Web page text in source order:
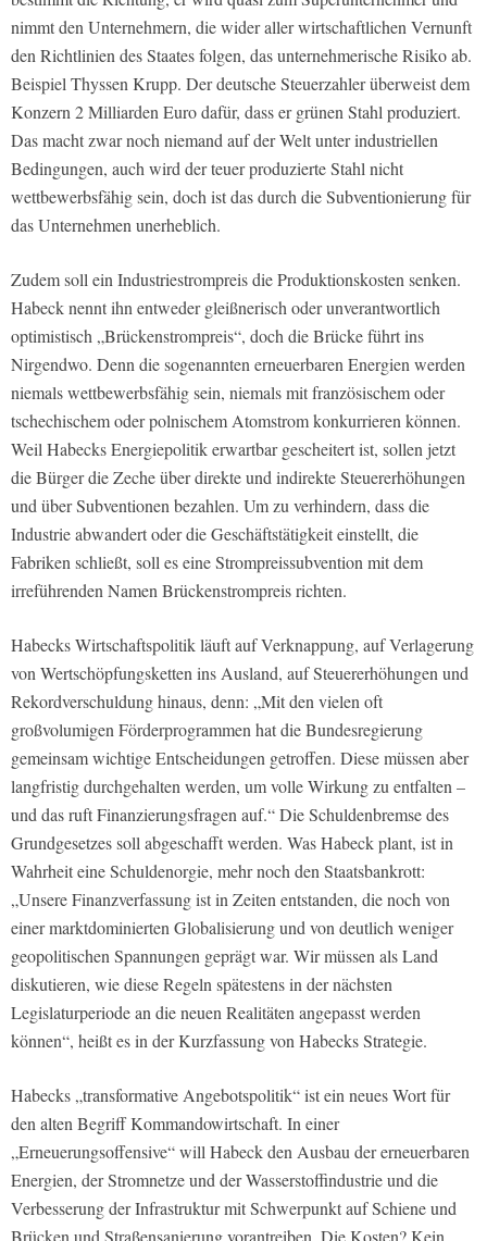
nimmt den Unternehmern, die wider aller wirtschaftlichen Vernunft
den Richtlinien des Staates folgen, das unternehmerische Risiko ab.
Beispiel Thyssen Krupp. Der deutsche Steuerzahler überweist dem
Konzern 2 Milliarden Euro dafür, dass er grünen Stahl produziert.
Das macht zwar noch niemand auf der Welt unter industriellen
Bedingungen, auch wird der teuer produzierte Stahl nicht
wettbewerbsfähig sein, doch ist das durch die Subventionierung für
das Unternehmen unerheblich.
Zudem soll ein Industriestrompreis die Produktionskosten senken.
Habeck nennt ihn entweder gleißnerisch oder unverantwortlich
optimistisch „Brückenstrompreis“, doch die Brücke führt ins
Nirgendwo. Denn die sogenannten erneuerbaren Energien werden
niemals wettbewerbsfähig sein, niemals mit französischem oder
tschechischem oder polnischem Atomstrom konkurrieren können.
Weil Habecks Energiepolitik erwartbar gescheitert ist, sollen jetzt
die Bürger die Zeche über direkte und indirekte Steuererhöhungen
und über Subventionen bezahlen. Um zu verhindern, dass die
Industrie abwandert oder die Geschäftstätigkeit einstellt, die
Fabriken schließt, soll es eine Strompreissubvention mit dem
irreführenden Namen Brückenstrompreis richten.
Habecks Wirtschaftspolitik läuft auf Verknappung, auf Verlagerung
von Wertschöpfungsketten ins Ausland, auf Steuererhöhungen und
Rekordverschuldung hinaus, denn: „Mit den vielen oft
großvolumigen Förderprogrammen hat die Bundesregierung
gemeinsam wichtige Entscheidungen getroffen. Diese müssen aber
langfristig durchgehalten werden, um volle Wirkung zu entfalten –
und das ruft Finanzierungsfragen auf.“ Die Schuldenbremse des
Grundgesetzes soll abgeschafft werden. Was Habeck plant, ist in
Wahrheit eine Schuldenorgie, mehr noch den Staatsbankrott:
„Unsere Finanzverfassung ist in Zeiten entstanden, die noch von
einer marktdominierten Globalisierung und von deutlich weniger
geopolitischen Spannungen geprägt war. Wir müssen als Land
diskutieren, wie diese Regeln spätestens in der nächsten
Legislaturperiode an die neuen Realitäten angepasst werden
können“, heißt es in der Kurzfassung von Habecks Strategie.
Habecks „transformative Angebotspolitik“ ist ein neues Wort für
den alten Begriff Kommandowirtschaft. In einer
„Erneuerungsoffensive“ will Habeck den Ausbau der erneuerbaren
Energien, der Stromnetze und der Wasserstoffindustrie und die
Verbesserung der Infrastruktur mit Schwerpunkt auf Schiene und
Brücken und Straßensanierung vorantreiben. Die Kosten? Kein